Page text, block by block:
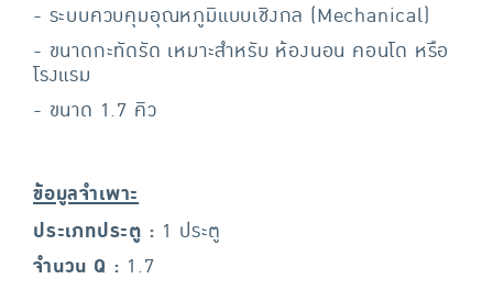
- ระบบควบคุมอุณหภูมิแบบเชิงกล (Mechanical)
- ขนาดกะทัดรัด เหมาะสำหรับ ห้องนอน คอนโด หรือ
โรงแรม
- ขนาด 1.7 คิว
ข้อมูลจำเพาะ
ประเภทประตู : 1 ประตู
จำนวน Q : 1.7